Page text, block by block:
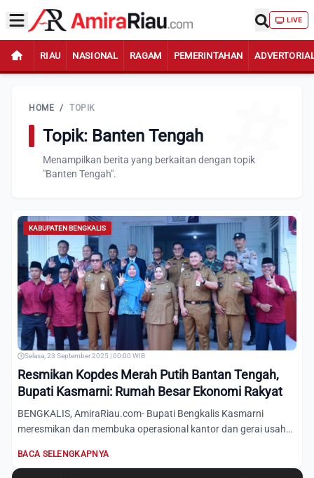
LIVE
RIAU NASIONAL RAGAM PEMERINTAHAN
HOME / TOPIK
Topik: Banten Tengah
Menampilkan berita yang berkaitan dengan topik
"Banten Tengah".
KABUPATEN BENGKALIS
Selasa, 23 September 2025 | 00:00 WIB
Resmikan Kopdes Merah Putih Bantan Tengah,
Bupati Kasmarni: Rumah Besar Ekonomi Rakyat
BENGKALIS, AmiraRiau.com- Bupati Bengkalis Kasmarni
meresmikan dan membuka operasional kantor dan gerai usaha
BACA SELENGKAPNYA